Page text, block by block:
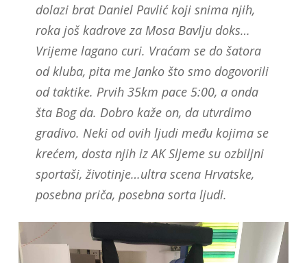
dolazi brat Daniel Pavlić koji snima njih,
roka još kadrove za Mosa Bavlju doks…
Vrijeme lagano curi. Vraćam se do šatora
od kluba, pita me Janko što smo dogovorili
od taktike. Prvih 35km pace 5:00, a onda
šta Bog da. Dobro kaže on, da utvrdimo
gradivo. Neki od ovih ljudi među kojima se
krećem, dosta njih iz AK Sljeme su ozbiljni
sportaši, životinje…ultra scena Hrvatske,
posebna priča, posebna sorta ljudi.